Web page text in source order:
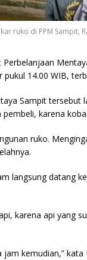
ruko di PPM Sampit,
Perbelanjaan
14.00 WIB,
Sampit tersebut
karena
ruko.
langsung datang
karena api yang
kemudian,”